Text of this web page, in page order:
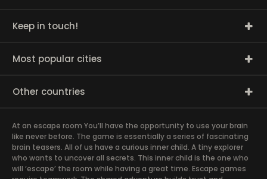
Keep in touch!
Most popular cities
Other countries
At an escape room You’ll have the opportunity to use your brain
like never before. The game is essentially a series of fascinating
brain teasers. All of us have a curious inner child. A tiny explorer
who wants to uncover all secrets. This inner child is the one who
will ‘escape’ the room while having a great time. Escape games